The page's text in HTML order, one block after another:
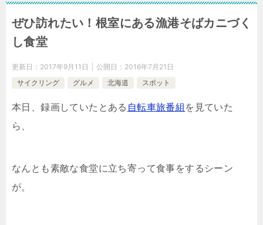
ぜひ訪れたい！根室にある漁港そばカニづく
し食堂
更新日： 2017年9月11日 公開日： 2016年7月21日
サイクリング
グルメ 北海道 スポット
本日、録画していたとある 自転車旅番組 を見ていた
ら、
なんとも素敵な食堂に立ち寄って食事をするシーン
が。